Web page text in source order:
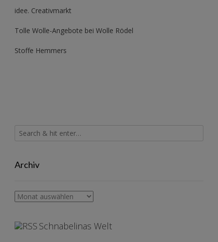
idee. Creativmarkt
Tolle Wolle-Angebote bei Wolle Rödel
Stoffe Hemmers
Archiv
Archiv
Schnabelinas Welt